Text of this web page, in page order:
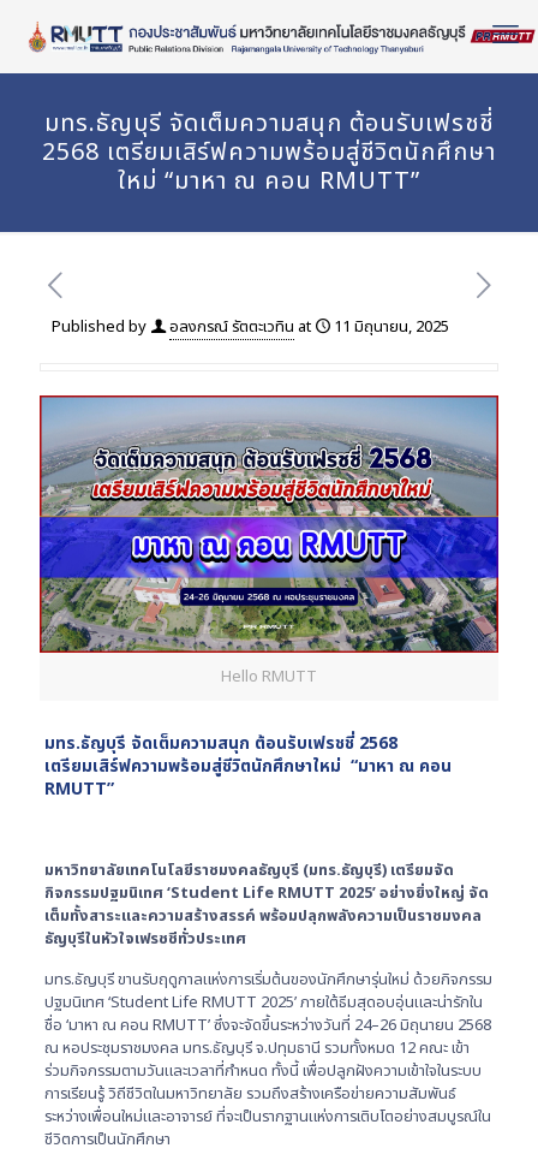
Content
มทร.ธัญบุรี จัดเต็มความสนุก ต้อนรับเฟรชชี่
2568 เตรียมเสิร์ฟความพร้อมสู่ชีวิตนักศึกษา
ใหม่ “มาหา ณ คอน RMUTT”
Published by อลงกรณ์ รัตตะเวทิน at 11 มิถุนายน, 2025
Hello RMUTT
มทร.ธัญบุรี จัดเต็มความสนุก ต้อนรับเฟรชชี่ 2568
เตรียมเสิร์ฟความพร้อมสู่ชีวิตนักศึกษาใหม่ “มาหา ณ คอน
RMUTT”
มหาวิทยาลัยเทคโนโลยีราชมงคลธัญบุรี (มทร.ธัญบุรี) เตรียมจัด
กิจกรรมปฐมนิเทศ‘Student Life RMUTT 2025’ อย่างยิ่งใหญ่ จัด
เต็มทั้งสาระและความสร้างสรรค์ พร้อมปลุกพลังความเป็นราชมงคล
ธัญบุรีในหัวใจเฟรชชีทั่วประเทศ
มทร.ธัญบุรี ขานรับฤดูกาลแห่งการเริ่มต้นของนักศึกษารุ่นใหม่ ด้วยกิจกรรม
ปฐมนิเทศ ‘Student Life RMUTT 2025’ ภายใต้ธีมสุดอบอุ่นและน่ารักใน
ชื่อ ‘มาหา ณ คอน RMUTT’ ซึ่งจะจัดขึ้นระหว่างวันที่ 24–26 มิถุนายน 2568
ณ หอประชุมราชมงคล มทร.ธัญบุรี จ.ปทุมธานี รวมทั้งหมด 12 คณะ เข้า
ร่วมกิจกรรมตามวันและเวลาที่กำหนด ทั้งนี้ เพื่อปลูกฝังความเข้าใจในระบบ
การเรียนรู้ วิถีชีวิตในมหาวิทยาลัย รวมถึงสร้างเครือข่ายความสัมพันธ์
ระหว่างเพื่อนใหม่และอาจารย์ ที่จะเป็นรากฐานแห่งการเติบโตอย่างสมบูรณ์ใน
ชีวิตการเป็นนักศึกษา